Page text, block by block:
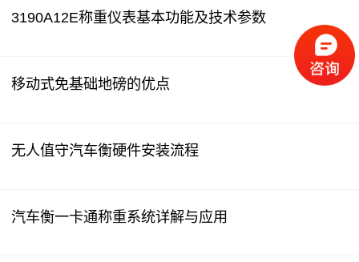
3190A12E称重仪表基本功能及技术参数
移动式免基础地磅的优点
无人值守汽车衡硬件安装流程
汽车衡一卡通称重系统详解与应用